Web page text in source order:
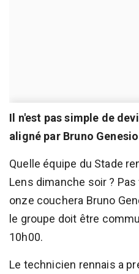
Il n'est pas simple de
aligné par Bruno
Quelle équipe du Stade
Lens dimanche soir ?
onze couchera Bruno
le groupe doit être
10h00.
Le technicien rennais a